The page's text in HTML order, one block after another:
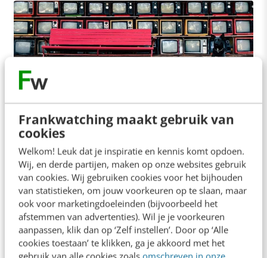
Frankwatching maakt gebruik van
cookies
Welkom! Leuk dat je inspiratie en kennis komt opdoen.
Wij, en derde partijen, maken op onze websites gebruik
van cookies. Wij gebruiken cookies voor het bijhouden
van statistieken, om jouw voorkeuren op te slaan, maar
ook voor marketingdoeleinden (bijvoorbeeld het
afstemmen van advertenties). Wil je je voorkeuren
aanpassen, klik dan op ‘Zelf instellen’. Door op ‘Alle
cookies toestaan’ te klikken, ga je akkoord met het
CONTENT & COMMUNICATIE
Nederlandse mediamerken scoren matig op
emotionele binding [nieuw onderzoek]
Alhoewel ze flink aan vertrouwen winnen,
presteren Nederlandse mediamerken matig in hun
emotionele merkbinding met de consument. Maar
de omstandigheden scheppen ook…
Judith Dudok & Rogier van Kralingen· 6 jaar geleden